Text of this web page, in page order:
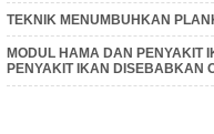
TEKNIK MENUMBUHKAN
MODUL HAMA DAN PENYAKIT
PENYAKIT IKAN DISEBABKAN